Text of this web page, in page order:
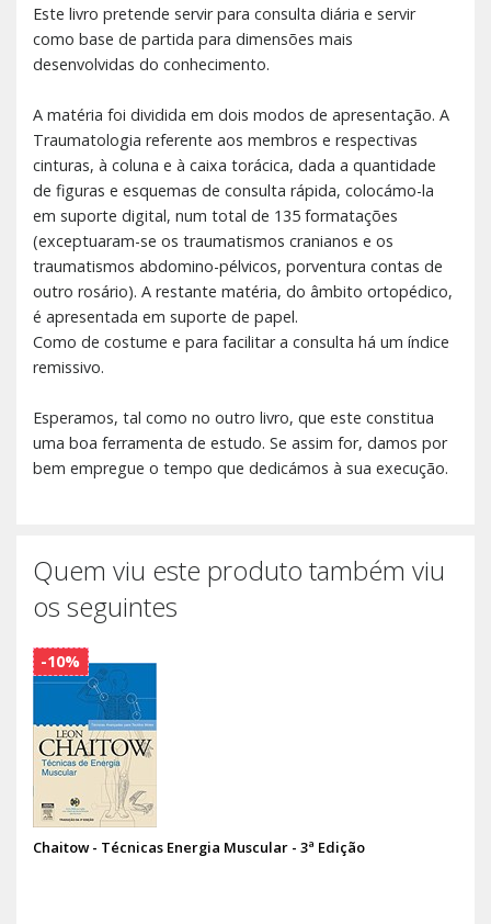
Este livro pretende servir para consulta diária e servir
como base de partida para dimensões mais
desenvolvidas do conhecimento.
A matéria foi dividida em dois modos de apresentação. A
Traumatologia referente aos membros e respectivas
cinturas, à coluna e à caixa torácica, dada a quantidade
de figuras e esquemas de consulta rápida, colocámo-la
em suporte digital, num total de 135 formatações
(exceptuaram-se os traumatismos cranianos e os
traumatismos abdomino-pélvicos, porventura contas de
outro rosário). A restante matéria, do âmbito ortopédico,
é apresentada em suporte de papel.
Como de costume e para facilitar a consulta há um índice
remissivo.
Esperamos, tal como no outro livro, que este constitua
uma boa ferramenta de estudo. Se assim for, damos por
bem empregue o tempo que dedicámos à sua execução.
Quem viu este produto também viu
os seguintes
Chaitow - Técnicas Energia Muscular - 3ª Edição
-10%